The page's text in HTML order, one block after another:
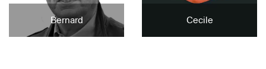
Bernard Cecile